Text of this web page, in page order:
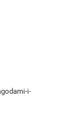
i-